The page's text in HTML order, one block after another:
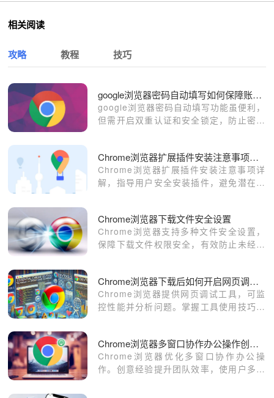
相关阅读
攻略 教程 技巧
google浏览器密码自动填写如何保障账号安全
google浏览器密码自动填写功能虽便利，
但需开启双重认证和安全锁定，防止密码
Chrome浏览器扩展插件安装注意事项详解
Chrome浏览器扩展插件安装注意事项详
解，指导用户安全安装插件，避免潜在风
Chrome浏览器下载文件安全设置
Chrome浏览器支持多种文件安全设置，
保障下载文件权限安全，有效防止未经授
Chrome浏览器下载后如何开启网页调试工具监控性能
Chrome浏览器提供网页调试工具，可监
控性能并分析问题。掌握工具使用技巧，
Chrome浏览器多窗口协作办公操作创意经验
Chrome浏览器优化多窗口协作办公操
作。创意经验提升团队效率，使用户多任